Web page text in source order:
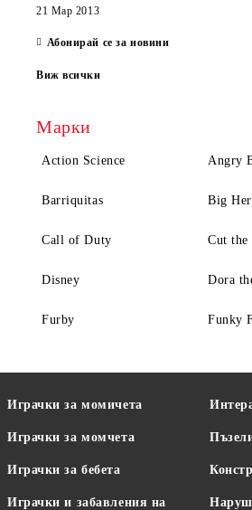
21 Мар 2013
Абонирай се за новини
Виж всички
Марки
Action Science Angry
Barriquitas Big
Call of Duty Cut the
Disney Dora
Furby Funky
Играчки за момичета
Играчки за момчета
Играчки за бебета
Играчки и забавления на